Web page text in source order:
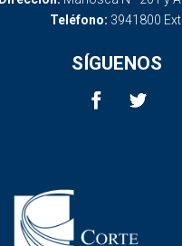
Teléfono: 3941800
SÍGUENOS